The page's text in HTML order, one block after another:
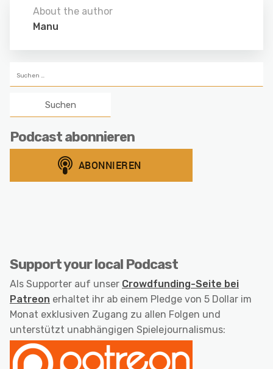
About the author
Manu
nach:
Podcast abonnieren
Support your local Podcast
Als Supporter auf unser Crowdfunding-Seite bei
Patreon erhaltet ihr ab einem Pledge von 5 Dollar im
Monat exklusiven Zugang zu allen Folgen und
unterstützt unabhängigen Spielejournalismus: